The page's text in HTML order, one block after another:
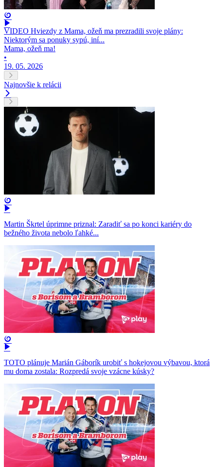
VIDEO Hviezdy z Mama, ožeň ma prezradili svoje plány:
Niektorým sa ponuky sypú, iní...
Mama, ožeň ma!
•
19. 05. 2026
Najnovšie k relácii
Martin Škrtel úprimne priznal: Zaradiť sa po konci kariéry do
bežného života nebolo ľahké...
TOTO plánuje Marián Gáborík urobiť s hokejovou výbavou, ktorá
mu doma zostala: Rozpredá svoje vzácne kúsky?